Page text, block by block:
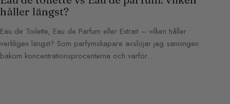
håller längst?
Eau de Toilette, Eau de Parfum eller Extrait – vilken håller
verkligen längst? Som parfymskapare avslöjar jag sanningen
bakom koncentrationsprocenterna och varför…